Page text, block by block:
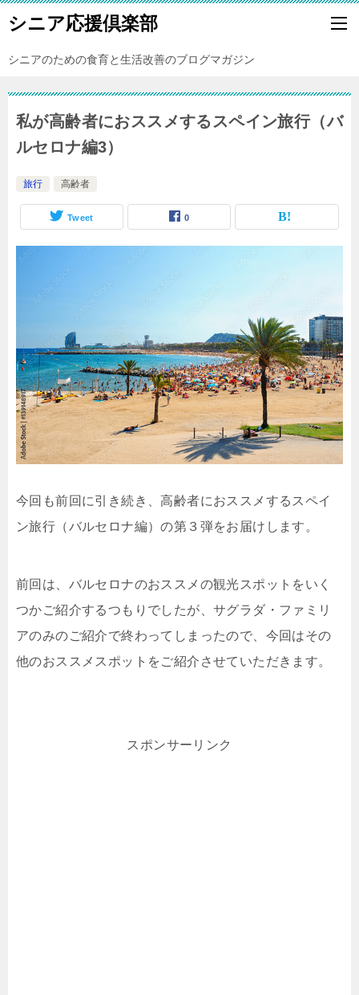
シニア応援倶楽部
シニアのための食育と生活改善のブログマガジン
私が高齢者におススメするスペイン旅行（バ
ルセロナ編3）
旅行 高齢者
Tweet 0
今回も前回に引き続き、高齢者におススメするスペイ
ン旅行（バルセロナ編）の第３弾をお届けします。
前回は、バルセロナのおススメの観光スポットをいく
つかご紹介するつもりでしたが、サグラダ・ファミリ
アのみのご紹介で終わってしまったので、今回はその
他のおススメスポットをご紹介させていただきます。
スポンサーリンク